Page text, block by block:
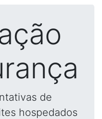
de
hospedados